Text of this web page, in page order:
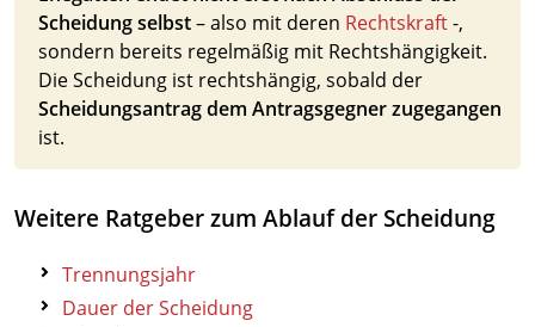
Scheidung selbst– also mit deren Rechtskraft-,
sondern bereits regelmäßig mit Rechtshängigkeit.
Die Scheidung ist rechtshängig, sobald der
Scheidungsantrag dem Antragsgegner zugegangen
ist.
Weitere Ratgeber zum Ablauf der Scheidung
Trennungsjahr
Dauer der Scheidung